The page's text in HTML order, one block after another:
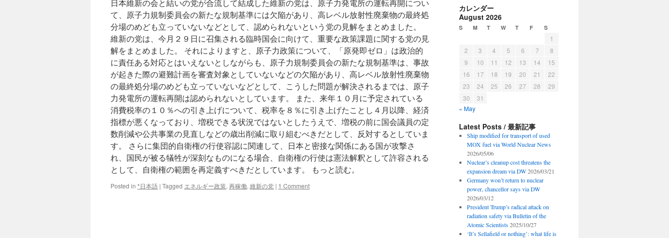
綱
領
案
「原
発
ゼ
ロ」
消
え
る
本
政
策
に
は
明
記
via
日本維新の会と結いの党が合流して結成した維新の党は、原子力発電所の運転再開につい
て、原子力規制委員会の新たな規制基準には欠陥があり、高レベル放射性廃棄物の最終処
分場のめども立っていないなどとして、認められないという党の見解をまとめました。
維新の党は、今月２９日に召集される臨時国会に向けて、重要な政策課題に関する党の見
解をまとめました。 それによりますと、原子力政策について、「原発即ゼロ」は政治的
に責任ある対応とはいえないとしながらも、原子力規制委員会の新たな規制基準は、事故
が起きた際の避難計画を審査対象としていないなどの欠陥があり、高レベル放射性廃棄物
の最終処分場のめども立っていないなどとして、こうした問題が解決されるまでは、原子
力発電所の運転再開は認められないとしています。 また、来年１０月に予定されている
消費税率の１０％への引き上げについて、税率を８％に引き上げたことし４月以降、経済
指標が悪くなっており、増税できる状況ではないとしたうえで、増税の前に国会議員の定
数削減や公共事業の見直しなどの歳出削減に取り組むべきだとして、反対するとしていま
す。 さらに集団的自衛権の行使容認に関連して、日本と密接な関係にある国が攻撃さ
れ、国民が被る犠牲が深刻なものになる場合、自衛権の行使は憲法解釈として許容される
として、自衛権の範囲を再定義すべきだとしています。 もっと読む。
Posted in *日本語 | Tagged エネルギー政策, 再稼働, 維新の党 | 1 Comment
カレンダー
August 2026
S M T W T F S
1
2
3 4 5 6 7
8
9
10 11 12 13 14
15
16
17 18 19 20 21
22
23
24 25 26 27 28
29
30
31
« May
Latest Posts / 最新記事
Ship modified for transport of used
MOX fuel via World Nuclear News
2026/05/06
Nuclear’s cleanup cost threatens the
expansion dream via DW 2026/03/21
Germany won’t return to nuclear
power, chancellor says via DW
2026/03/12
President Trump’s radical attack on
radiation safety via Bulletin of the
Atomic Scientists 2025/10/27
‘It’s Sellafield or nothing’: what life is